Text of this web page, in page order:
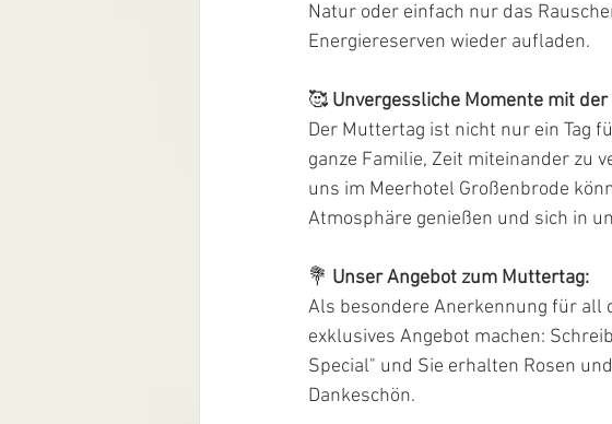
Natur oder einfach nur das
Energiereserven wieder aufladen.
🥰 Unvergessliche Momente mit
Der Muttertag ist nicht nur ein Tag
ganze Familie, Zeit miteinander zu
uns im Meerhotel Großenbrode
Atmosphäre genießen und sich in
💐 Unser Angebot zum Muttertag:
Als besondere Anerkennung für all
exklusives Angebot machen:
Special" und Sie erhalten Rosen
Dankeschön.